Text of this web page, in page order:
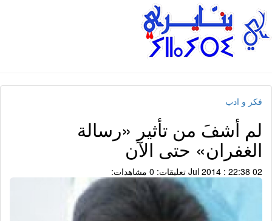
فكر و ادب
لم أشفَ من تأثير «رسالة
الغفران» حتى الآن
02 Jul 2014 : 22:38 تعليقات: 0 مشاهدات: